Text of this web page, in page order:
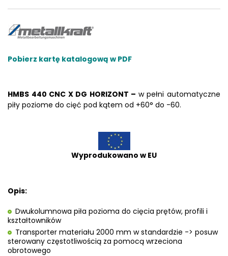
Pobierz kartę katalogową w PDF
HMBS 440 CNC X DG HORIZONT – w pełni automatyczne
piły poziome do cięć pod kątem od +60° do -60.
Wyprodukowano w EU
Opis:
Dwukolumnowa piła pozioma do cięcia prętów, profili i
kształtowników
Transporter materiału 2000 mm w standardzie -> posuw
sterowany częstotliwością za pomocą wrzeciona
obrotowego